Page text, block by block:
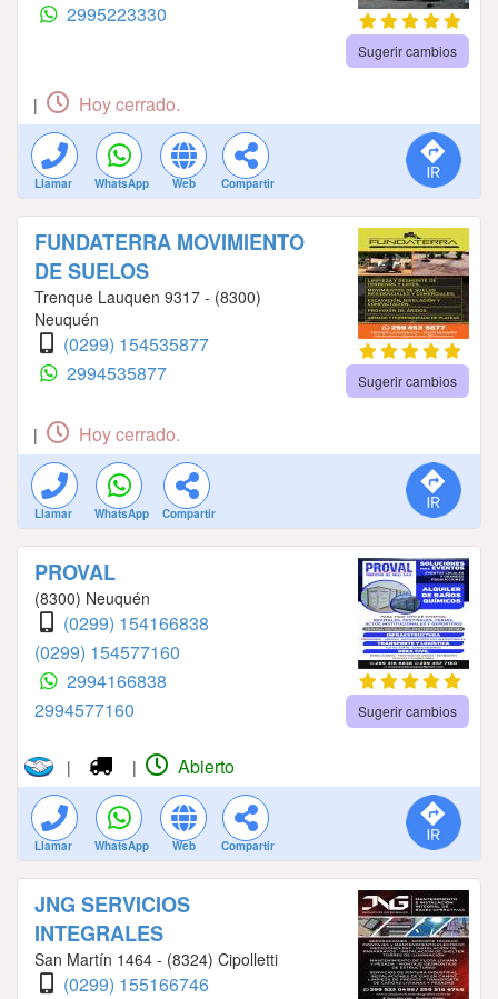
2995223330
Sugerir cambios
| Hoy cerrado.
Llamar WhatsApp Web Compartir
FUNDATERRA MOVIMIENTO
DE SUELOS
Trenque Lauquen 9317 - (8300)
Neuquén
(0299) 154535877
2994535877
Sugerir cambios
| Hoy cerrado.
Llamar WhatsApp Compartir
PROVAL
(8300) Neuquén
(0299) 154166838
(0299) 154577160
2994166838
2994577160
Sugerir cambios
| | Abierto
Llamar WhatsApp Web Compartir
JNG SERVICIOS
INTEGRALES
San Martín 1464 - (8324) Cipolletti
(0299) 155166746